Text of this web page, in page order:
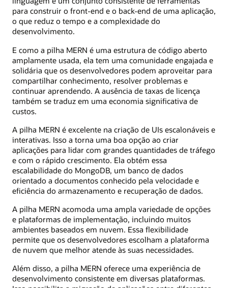
para construir o front-end e o back-end de uma aplicação,
o que reduz o tempo e a complexidade do
desenvolvimento.
E como a pilha MERN é uma estrutura de código aberto
amplamente usada, ela tem uma comunidade engajada e
solidária que os desenvolvedores podem aproveitar para
compartilhar conhecimento, resolver problemas e
continuar aprendendo. A ausência de taxas de licença
também se traduz em uma economia significativa de
custos.
A pilha MERN é excelente na criação de UIs escalonáveis e
interativas. Isso a torna uma boa opção ao criar
aplicações para lidar com grandes quantidades de tráfego
e com o rápido crescimento. Ela obtém essa
escalabilidade do MongoDB, um banco de dados
orientado a documentos conhecido pela velocidade e
eficiência do armazenamento e recuperação de dados.
A pilha MERN acomoda uma ampla variedade de opções
e plataformas de implementação, incluindo muitos
ambientes baseados em nuvem. Essa flexibilidade
permite que os desenvolvedores escolham a plataforma
de nuvem que melhor atende às suas necessidades.
Além disso, a pilha MERN oferece uma experiência de
desenvolvimento consistente em diversas plataformas.